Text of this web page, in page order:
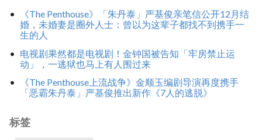
《The Penthouse》「朱丹泰」严基俊亲笔信公开12月结
婚，未婚妻是圈外人士：曾以为这辈子都找不到携手一
生的人
电视剧果然都是电视剧！金钟国被告知「牢房禁止运
动」，一逃狱也马上有人围过来
《The Penthouse上流战争》金顺玉编剧导演再度携手
「恶霸朱丹泰」严基俊推出新作《7人的逃脱》
标签